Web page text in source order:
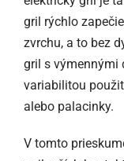
gril rýchlo
zvrchu, a to bez
gril s výmennými
variabilitou
alebo palacinky.
V tomto